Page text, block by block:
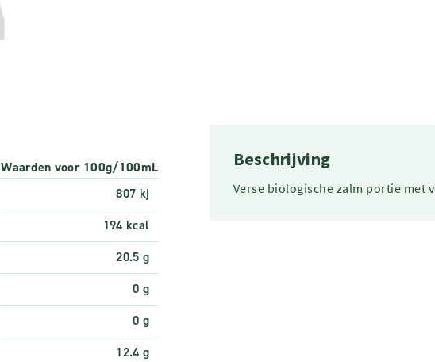
Waarden voor 100g/100mL
807 kj
194 kcal
20.5 g
0 g
0 g
12.4 g
Beschrijving
Verse biologische zalm portie met